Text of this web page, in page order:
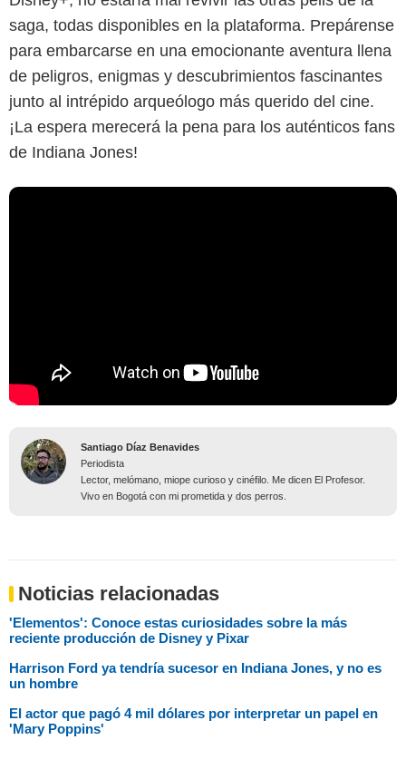
saga, todas disponibles en la plataforma. Prepárense
para embarcarse en una emocionante aventura llena
de peligros, enigmas y descubrimientos fascinantes
junto al intrépido arqueólogo más querido del cine.
¡La espera merecerá la pena para los auténticos fans
de Indiana Jones!
Santiago Díaz Benavides
Periodista
Lector, melómano, miope curioso y cinéfilo. Me dicen El Profesor.
Vivo en Bogotá con mi prometida y dos perros.
Noticias relacionadas
'Elementos': Conoce estas curiosidades sobre la más
reciente producción de Disney y Pixar
Harrison Ford ya tendría sucesor en Indiana Jones, y no es
un hombre
El actor que pagó 4 mil dólares por interpretar un papel en
'Mary Poppins'